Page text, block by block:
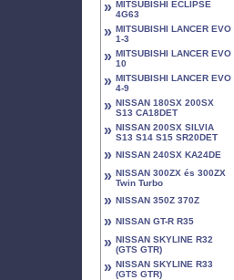
» MITSUBISHI ECLIPSE
4G63
» MITSUBISHI LANCER EVO
1-3
» MITSUBISHI LANCER EVO
10
» MITSUBISHI LANCER EVO
4-9
» NISSAN 180SX 200SX
S13 CA18DET
» NISSAN 200SX SILVIA
S13 S14 S15 SR20DET
» NISSAN 240SX KA24DE
» NISSAN 300ZX és 300ZX
Twin Turbo
» NISSAN 350Z 370Z
» NISSAN GT-R R35
» NISSAN SKYLINE R32
(GTS GTR)
» NISSAN SKYLINE R33
(GTS GTR)